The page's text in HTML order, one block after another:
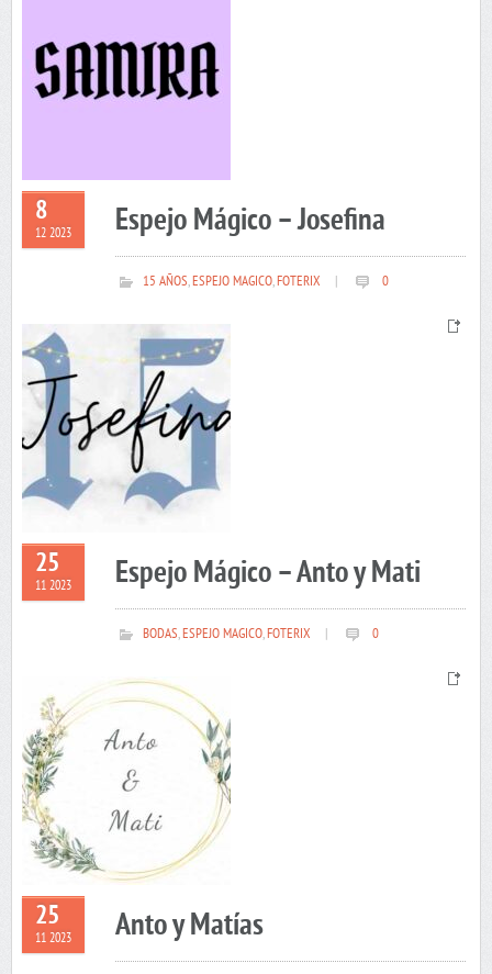
8
12 2023 Espejo Mágico – Josefina
15 AÑOS,ESPEJO MAGICO,FOTERIX 0
25
11 2023 Espejo Mágico – Anto y Mati
BODAS,ESPEJO MAGICO,FOTERIX 0
25
11 2023 Anto y Matías